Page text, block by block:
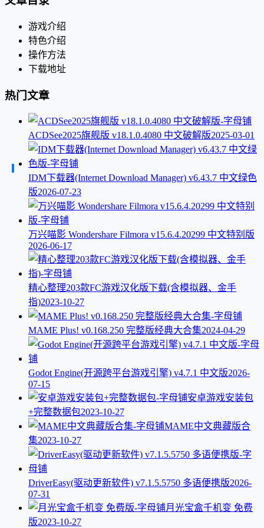
游戏介绍
特色介绍
操作方法
下载地址
热门文章
ACDSee2025旗舰版 v18.1.0.4080 中文破解版2025-03-01
IDM下载器(Internet Download Manager) v6.43.7 中文绿色
版2026-07-23
万兴喵影 Wondershare Filmora v15.6.4.20299 中文特别版
2026-06-17
精心整理203款FC游戏汉化版下载(含模拟器、金手
指)2023-10-27
MAME Plus! v0.168.250 完整版经典大合集2024-04-29
Godot Engine(开源跨平台游戏引擎) v4.7.1 中文版2026-
07-15
安卓游戏安装包
+完整数据包2023-10-27
MAME中文典藏版合
集2023-10-27
DriverEasy(驱动更新软件) v7.1.5.5750 多语便携版2026-
07-31
月光宝盒千机变 免费
版2023-10-27